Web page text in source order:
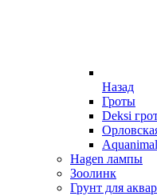
Назад
Гроты
Deksi
Hagen лампы
Зоолинк
Грунт для